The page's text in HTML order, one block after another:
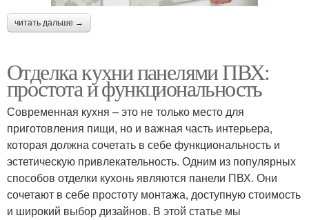
читать дальше →
Отделка кухни панелями ПВХ:
простота и функциональность
Современная кухня – это не только место для
приготовления пищи, но и важная часть интерьера,
которая должна сочетать в себе функциональность и
эстетическую привлекательность. Одним из популярных
способов отделки кухонь являются панели ПВХ. Они
сочетают в себе простоту монтажа, доступную стоимость
и широкий выбор дизайнов. В этой статье мы